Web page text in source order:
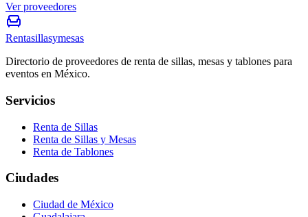
Ver proveedores
Rentasillasymesas
Directorio de proveedores de renta de sillas, mesas y tablones para
eventos en México.
Servicios
Renta de Sillas
Renta de Sillas y Mesas
Renta de Tablones
Ciudades
Ciudad de México